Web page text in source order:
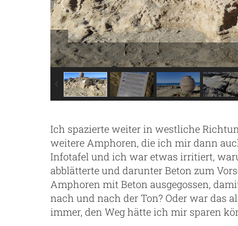
Ich spazierte weiter in westliche
weitere Amphoren, die ich mir dann
Infotafel und ich war etwas irritiert,
abblätterte und darunter Beton zum
Amphoren mit Beton ausgegossen,
nach und nach der Ton? Oder war das
immer, den Weg hätte ich mir sparen